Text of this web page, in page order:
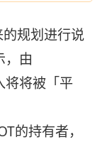
规划进行说
，由
将被「平
的持有者，